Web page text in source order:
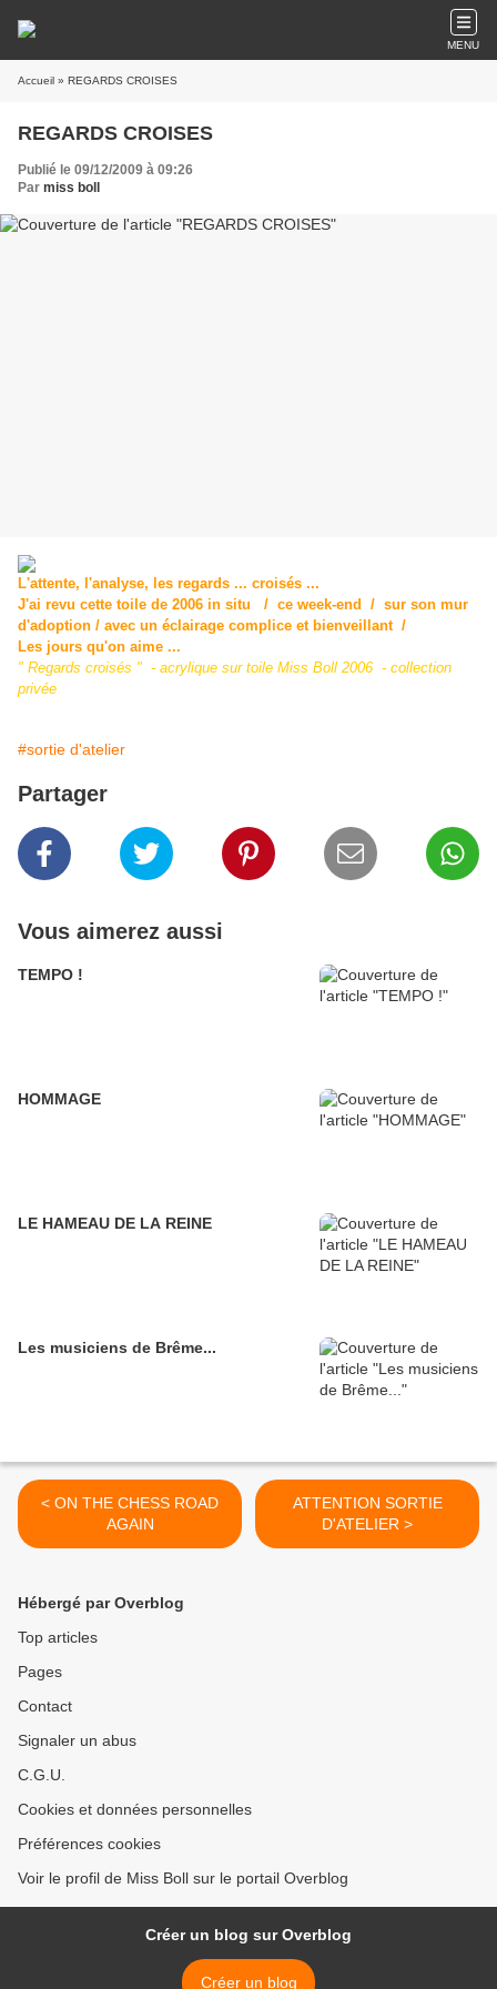
MENU
Accueil » REGARDS CROISES
REGARDS CROISES
Publié le 09/12/2009 à 09:26
Par miss boll
L'attente, l'analyse, les regards ... croisés ...
J'ai revu cette toile de 2006 in situ / ce week-end / sur son mur
d'adoption / avec un éclairage complice et bienveillant /
Les jours qu'on aime ...
" Regards croisés " - acrylique sur toile Miss Boll 2006 - collection
privée
#sortie d'atelier
Partager
Vous aimerez aussi
TEMPO !
HOMMAGE
LE HAMEAU DE LA REINE
Les musiciens de Brême...
< ON THE CHESS ROAD
AGAIN
ATTENTION SORTIE
D'ATELIER >
Hébergé par Overblog
Top articles
Pages
Contact
Signaler un abus
C.G.U.
Cookies et données personnelles
Préférences cookies
Voir le profil de Miss Boll sur le portail Overblog
Créer un blog sur Overblog
Créer un blog